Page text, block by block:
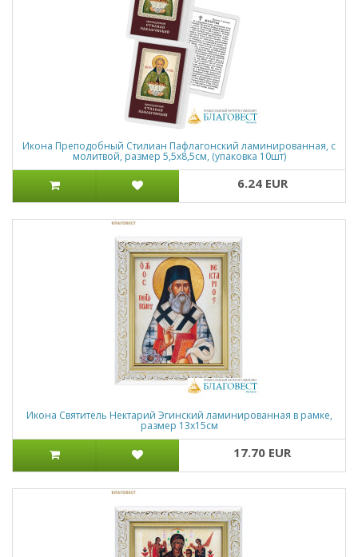
Икона Преподобный Стилиан Пафлагонский ламинированная, с
молитвой, размер 5,5х8,5см, (упаковка 10шт)
6.24 EUR
Икона Святитель Нектарий Эгинский ламинированная в рамке,
размер 13х15см
17.70 EUR